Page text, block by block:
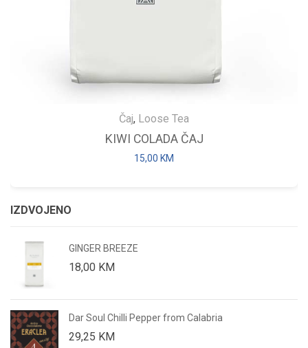
Čaj, Loose Tea
KIWI COLADA ČAJ
15,00 KM
IZDVOJENO
GINGER BREEZE
18,00 KM
Dar Soul Chilli Pepper from Calabria
29,25 KM